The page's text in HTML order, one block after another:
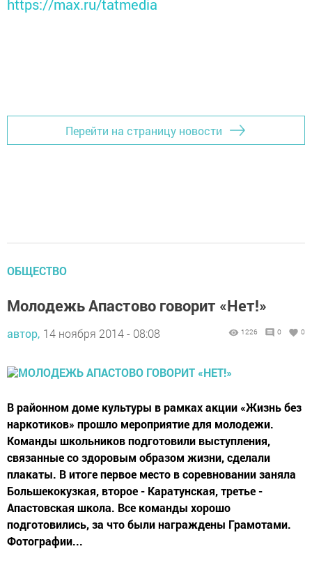
https://max.ru/tatmedia
Перейти на страницу новости
ОБЩЕСТВО
Молодежь Апастово говорит «Нет!»
автор, 14 ноября 2014 - 08:08 1226 0 0
В районном доме культуры в рамках акции «Жизнь без
наркотиков» прошло мероприятие для молодежи.
Команды школьников подготовили выступления,
связанные со здоровым образом жизни, сделали
плакаты. В итоге первое место в соревновании заняла
Большекокузкая, второе - Каратунская, третье -
Апастовская школа. Все команды хорошо
подготовились, за что были награждены Грамотами.
Фотографии...